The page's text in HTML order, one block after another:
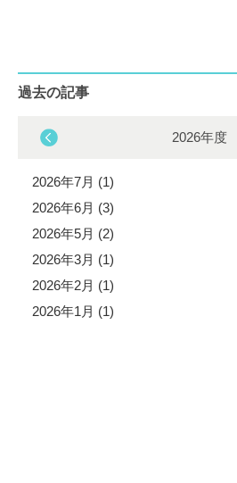
過去の記事
2026年度
2026年7月 (1)
2026年6月 (3)
2026年5月 (2)
2026年3月 (1)
2026年2月 (1)
2026年1月 (1)